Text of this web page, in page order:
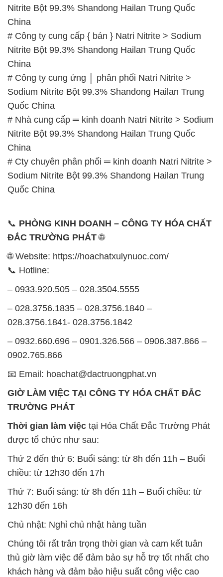
Nitrite Bột 99.3% Shandong Hailan Trung Quốc
China
# Công ty cung cấp { bán } Natri Nitrite > Sodium
Nitrite Bột 99.3% Shandong Hailan Trung Quốc
China
# Công ty cung ứng │ phân phối Natri Nitrite >
Sodium Nitrite Bột 99.3% Shandong Hailan Trung
Quốc China
# Nhà cung cấp ═ kinh doanh Natri Nitrite > Sodium
Nitrite Bột 99.3% Shandong Hailan Trung Quốc
China
# Cty chuyên phân phối ═ kinh doanh Natri Nitrite >
Sodium Nitrite Bột 99.3% Shandong Hailan Trung
Quốc China
📞 PHÒNG KINH DOANH – CÔNG TY HÓA CHẤT
ĐẮC TRƯỜNG PHÁT🌐
🌐 Website: https://hoachatxulynuoc.com/
📞 Hotline:
– 0933.920.505 – 028.3504.5555
– 028.3756.1835 – 028.3756.1840 –
028.3756.1841- 028.3756.1842
– 0932.660.696 – 0901.326.566 – 0906.387.866 –
0902.765.866
📧 Email: hoachat@dactruongphat.vn
GIỜ LÀM VIỆC TẠI CÔNG TY HÓA CHẤT ĐẮC
TRƯỜNG PHÁT
Thời gian làm việc tại Hóa Chất Đắc Trường Phát
được tổ chức như sau:
Thứ 2 đến thứ 6: Buổi sáng: từ 8h đến 11h – Buổi
chiều: từ 12h30 đến 17h
Thứ 7: Buổi sáng: từ 8h đến 11h – Buổi chiều: từ
12h30 đến 16h
Chủ nhật: Nghỉ chủ nhật hàng tuần
Chúng tôi rất trân trọng thời gian và cam kết tuân
thủ giờ làm việc để đảm bảo sự hỗ trợ tốt nhất cho
khách hàng và đảm bảo hiệu suất công việc cao